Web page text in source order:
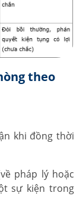
theo
khi đồng thời
pháp lý hoặc
sự kiện trong